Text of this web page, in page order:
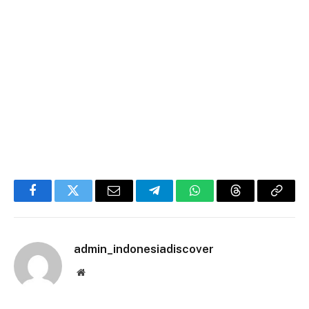
FacebookTwitter Email TelegramWhatsAppThreadsCopy
admin_indonesiadiscover
Website